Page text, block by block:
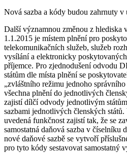
Nová sazba a kódy budou zahrnuty v
Další významnou změnou z hlediska
1.1.2015 je místem plnění pro
telekomunikačních služeb, služeb
vysílání a elektronicky
příjemce. Pro zjednodušení odvodu
státům dle místa plnění se
„zvláštního režimu jednoho
všechna plnění do jednotlivých
zajistí dílčí odvody jednotlivým
sazbami jednotlivých členských
uvedená funkčnost zajistí tak, že se
samostatná daňová sazba v číselníku
nové daňové sazbě se vytvoří
pro tyto kódy sestavovat samostatný